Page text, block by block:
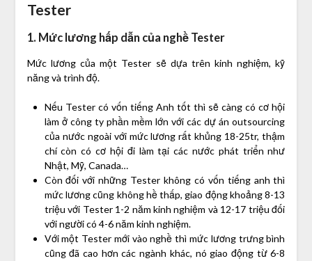
Tester
1. Mức lương hấp dẫn của nghề Tester
Mức lương của một Tester sẽ dựa trên kinh nghiệm, kỹ
năng và trình độ.
Nếu Tester có vốn tiếng Anh tốt thì sẽ càng có cơ hội
làm ở công ty phần mềm lớn với các dự án outsourcing
của nước ngoài với mức lương rất khủng 18-25tr, thậm
chí còn có cơ hội đi làm tại các nước phát triển như
Nhật, Mỹ, Canada…
Còn đối với những Tester không có vốn tiếng anh thì
mức lương cũng không hề thấp, giao động khoảng 8-13
triệu với Tester 1-2 năm kinh nghiệm và 12-17 triệu đối
với người có 4-6 năm kinh nghiệm.
Với một Tester mới vào nghề thì mức lương trưng bình
cũng đã cao hơn các ngành khác, nó giao động từ 6-8